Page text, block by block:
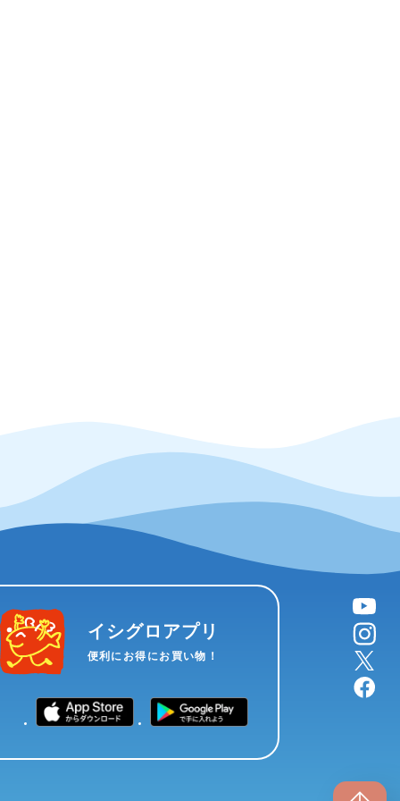
イシグロアプリ
便利にお得にお買い物！
YouTube
instagram
X
facebook